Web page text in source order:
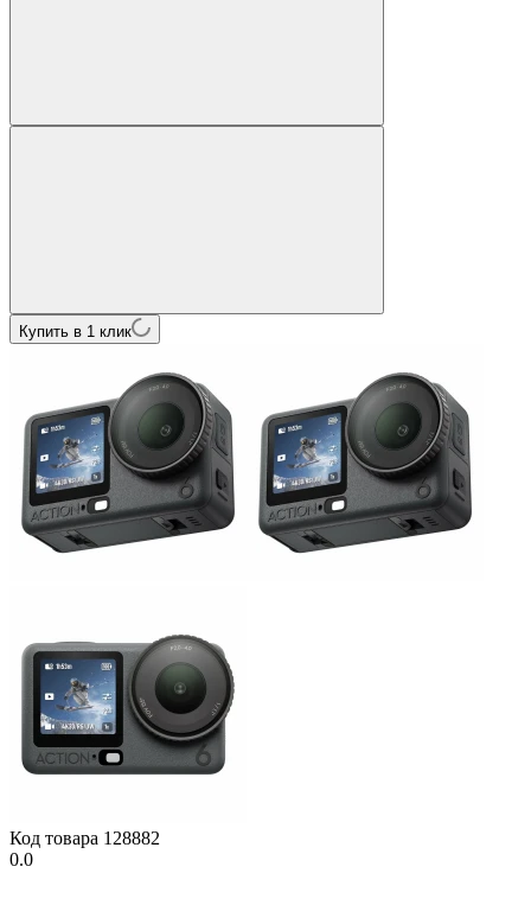
Купить в 1 клик
Код товара 128882
0.0